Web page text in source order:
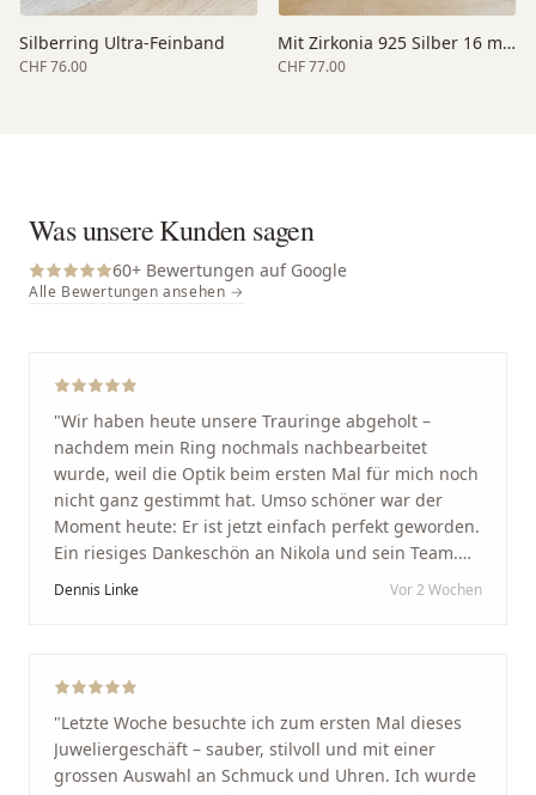
Silberring Ultra-Feinband
CHF 76.00
Mit Zirkonia 925 Silber 16 mm
CHF 77.00
Was unsere Kunden sagen
60+ Bewertungen auf Google
Alle Bewertungen ansehen →
"Wir haben heute unsere Trauringe abgeholt –
nachdem mein Ring nochmals nachbearbeitet
wurde, weil die Optik beim ersten Mal für mich noch
nicht ganz gestimmt hat. Umso schöner war der
Moment heute: Er ist jetzt einfach perfekt geworden.
Ein riesiges Dankeschön an Nikola und sein Team.
Vom ersten Termin an wurden wir jedes Mal
Arbeit und seine Kunden wirklich am Herzen liegen.
Service und echte Herzlichkeit schätzt, ist hier genau
richtig."
Dennis Linke Vor 2 Wochen
"Letzte Woche besuchte ich zum ersten Mal dieses
Juweliergeschäft – sauber, stilvoll und mit einer
grossen Auswahl an Schmuck und Uhren. Ich wurde